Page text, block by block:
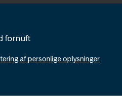
fornuft
af personlige oplysninger